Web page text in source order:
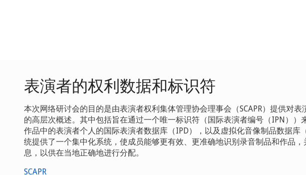
表演者的权利数据和标识符
本次网络研讨会的目的是由表演者权利集体管理协会理事会（SCAPR）提供对
的高层次概述。其中包括旨在通过一个唯一标识符（国际表演者编号（IPN））
作品中的表演者个人的国际表演者数据库（IPD），以及虚拟化音像制品数据库
统提供了一个集中化系统，使成员能够更有效、更准确地识别录音制品和作品
息，以供在当地正确地进行分配。
SCAPR